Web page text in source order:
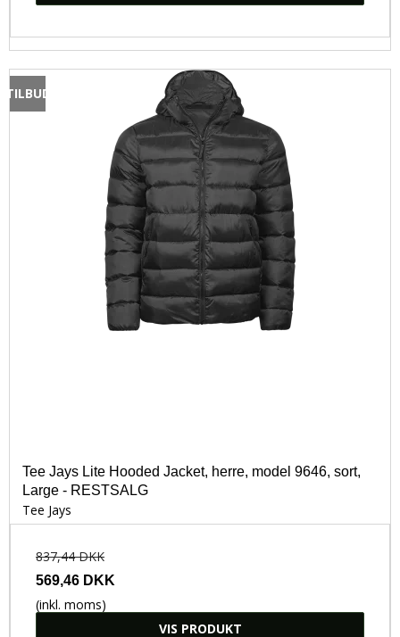
TILBUD
Tee Jays Lite Hooded Jacket, herre, model 9646, sort,
Large - RESTSALG
Tee Jays
837,44 DKK
569,46 DKK
(inkl. moms)
VIS PRODUKT